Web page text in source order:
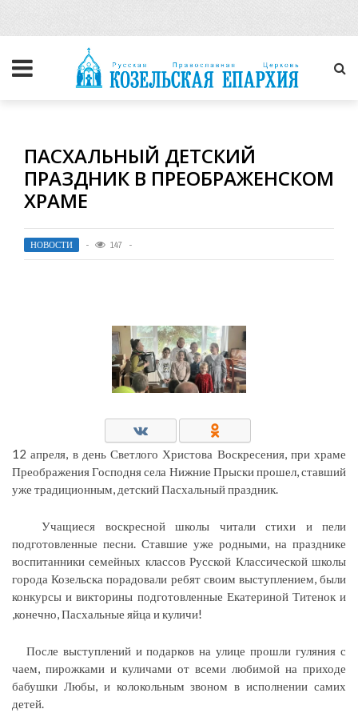
ПАСХАЛЬНЫЙ ДЕТСКИЙ
ПРАЗДНИК В ПРЕОБРАЖЕНСКОМ
ХРАМЕ
НОВОСТИ 147
12 апреля, в день Светлого Христова Воскресения, при храме
Преображения Господня села Нижние Прыски прошел, ставший
уже традиционным, детский Пасхальный праздник.
Учащиеся воскресной школы читали стихи и пели
подготовленные песни. Ставшие уже родными, на празднике
воспитанники семейных классов Русской Классической школы
города Козельска порадовали ребят своим выступлением, были
конкурсы и викторины подготовленные Екатериной Титенок и
,конечно, Пасхальные яйца и куличи!
После выступлений и подарков на улице прошли гуляния с
чаем, пирожками и куличами от всеми любимой на приходе
бабушки Любы, и колокольным звоном в исполнении самих
детей.